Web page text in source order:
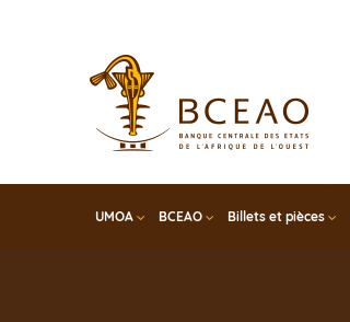
UMOA BCEAO Billets et pièces